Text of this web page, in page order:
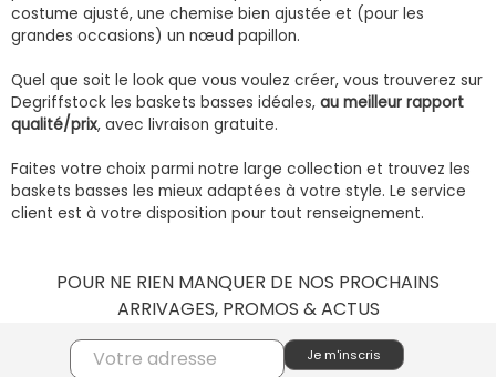
costume ajusté, une chemise bien ajustée et (pour les
grandes occasions) un nœud papillon.
Quel que soit le look que vous voulez créer, vous trouverez sur
Degriffstock les baskets basses idéales, au meilleur rapport
qualité/prix, avec livraison gratuite.
Faites votre choix parmi notre large collection et trouvez les
baskets basses les mieux adaptées à votre style. Le service
client est à votre disposition pour tout renseignement.
POUR NE RIEN MANQUER DE NOS PROCHAINS
ARRIVAGES, PROMOS & ACTUS